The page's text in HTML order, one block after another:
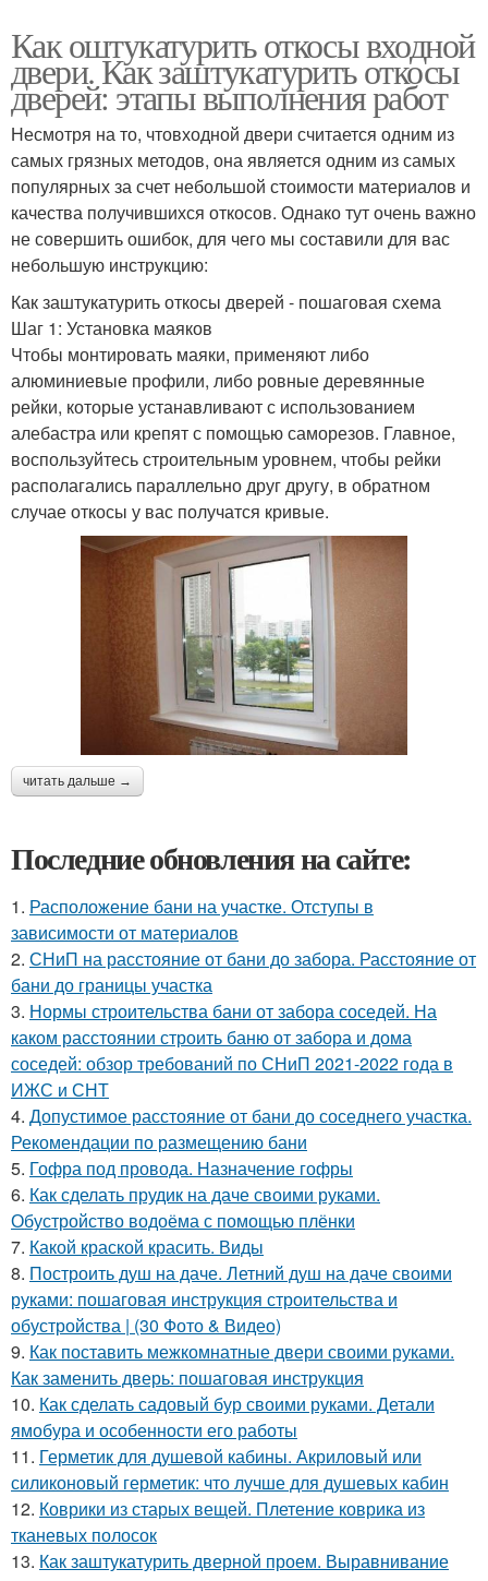
Как оштукатурить откосы входной
двери. Как заштукатурить откосы
дверей: этапы выполнения работ
Несмотря на то, чтовходной двери считается одним из
самых грязных методов, она является одним из самых
популярных за счет небольшой стоимости материалов и
качества получившихся откосов. Однако тут очень важно
не совершить ошибок, для чего мы составили для вас
небольшую инструкцию:
Как заштукатурить откосы дверей - пошаговая схема
Шаг 1: Установка маяков
Чтобы монтировать маяки, применяют либо
алюминиевые профили, либо ровные деревянные
рейки, которые устанавливают с использованием
алебастра или крепят с помощью саморезов. Главное,
воспользуйтесь строительным уровнем, чтобы рейки
располагались параллельно друг другу, в обратном
случае откосы у вас получатся кривые.
читать дальше →
Последние обновления на сайте:
1. Расположение бани на участке. Отступы в
зависимости от материалов
2. СНиП на расстояние от бани до забора. Расстояние от
бани до границы участка
3. Нормы строительства бани от забора соседей. На
каком расстоянии строить баню от забора и дома
соседей: обзор требований по СНиП 2021-2022 года в
ИЖС и СНТ
4. Допустимое расстояние от бани до соседнего участка.
Рекомендации по размещению бани
5. Гофра под провода. Назначение гофры
6. Как сделать прудик на даче своими руками.
Обустройство водоёма с помощью плёнки
7. Какой краской красить. Виды
8. Построить душ на даче. Летний душ на даче своими
руками: пошаговая инструкция строительства и
обустройства | (30 Фото & Видео)
9. Как поставить межкомнатные двери своими руками.
Как заменить дверь: пошаговая инструкция
10. Как сделать садовый бур своими руками. Детали
ямобура и особенности его работы
11. Герметик для душевой кабины. Акриловый или
силиконовый герметик: что лучше для душевых кабин
12. Коврики из старых вещей. Плетение коврика из
тканевых полосок
13. Как заштукатурить дверной проем. Выравнивание